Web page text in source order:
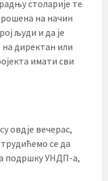
столарије те
на начин
људи и да је
на директан или
имати сви
овдје вечерас,
се да
подршку УНДП-а,